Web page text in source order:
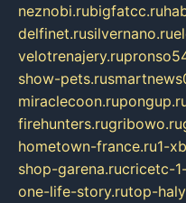
neznobi.rubigfatcc.ru
delfinet.rusilvernano.ru
velotrenajery.ru
show-pets.ru
miraclecoon.ru
firehunters.rugribowo.ru
hometown-france.ru1-
shop-garena.rucricetc-
one-life-story.rutop-